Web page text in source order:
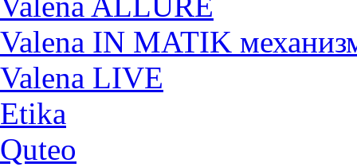
Valena IN MATIK
Valena LIVE
Etika
Quteo